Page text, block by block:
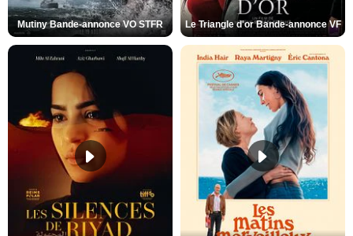
Mutiny Bande-annonce VO STFR Le Triangle d'or Bande-annonce VF